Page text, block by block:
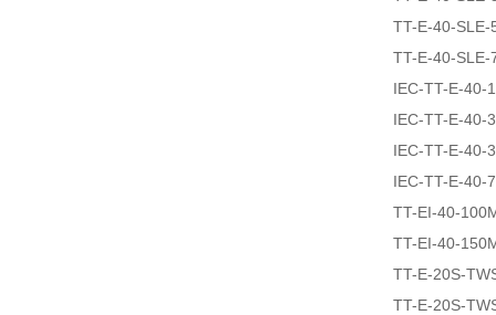
TT-E-40-SLE-
TT-E-40-SLE-
IEC-TT-E-40-
IEC-TT-E-40-
IEC-TT-E-40-
IEC-TT-E-40-
TT-EI-40-
TT-EI-40-
TT-E-20S-
TT-E-20S-